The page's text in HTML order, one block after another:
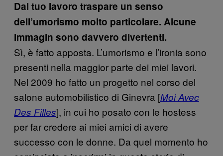
Dal tuo lavoro traspare un senso
dell’umorismo molto particolare. Alcune
immagin sono davvero divertenti.
Sì, è fatto apposta. L’umorismo e l’ironia sono
presenti nella maggior parte dei miei lavori.
Nel 2009 ho fatto un progetto nel corso del
salone automobilistico di Ginevra [Moi Avec
Des Filles], in cui ho posato con le hostess
per far credere ai miei amici di avere
successo con le donne. Da quel momento ho